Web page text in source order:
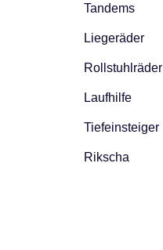
Tandems
Liegeräder
Rollstuhlräder
Laufhilfe
Tiefeinsteiger
Rikscha